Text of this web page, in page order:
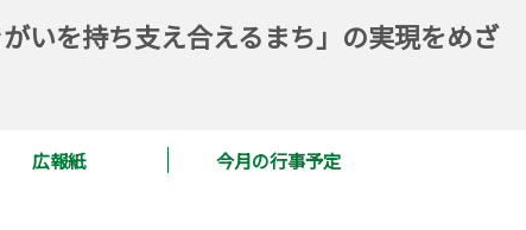
がいを持ち支え合えるまち」の実現をめざ
広報紙
今月の行事予定